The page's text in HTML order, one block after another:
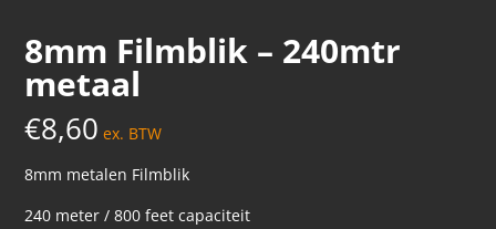
8mm Filmblik – 240mtr
metaal
€8,60 ex. BTW
8mm metalen Filmblik
240 meter / 800 feet capaciteit